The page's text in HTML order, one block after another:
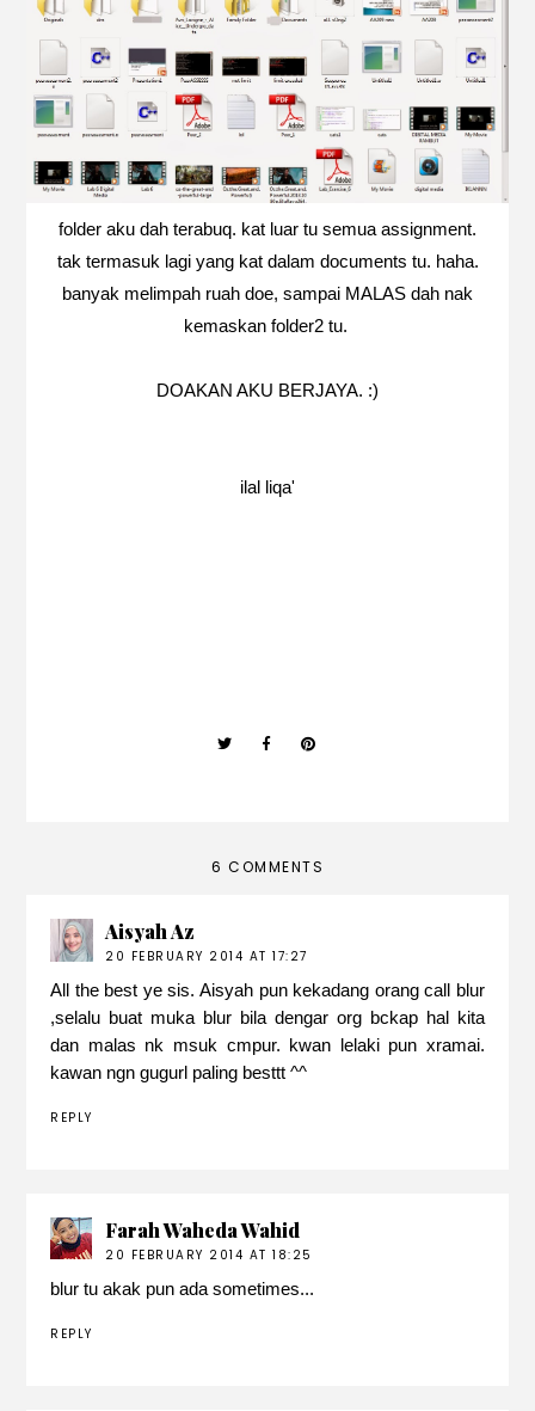
folder aku dah terabuq. kat luar tu semua assignment.
tak termasuk lagi yang kat dalam documents tu. haha.
banyak melimpah ruah doe, sampai MALAS dah nak
kemaskan folder2 tu.
DOAKAN AKU BERJAYA. :)
ilal liqa'
6 COMMENTS
Aisyah Az
20 FEBRUARY 2014 AT 17:27
All the best ye sis. Aisyah pun kekadang orang call blur
,selalu buat muka blur bila dengar org bckap hal kita
dan malas nk msuk cmpur. kwan lelaki pun xramai.
kawan ngn gugurl paling besttt ^^
REPLY
Farah Waheda Wahid
20 FEBRUARY 2014 AT 18:25
blur tu akak pun ada sometimes...
REPLY